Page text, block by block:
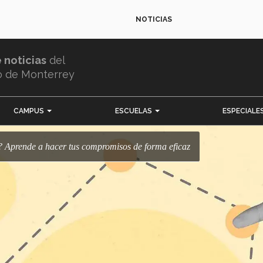
NOTICIAS
noticias del
de Monterrey
CAMPUS ESCUELAS
Aprende a hacer tus compromisos de forma eficaz